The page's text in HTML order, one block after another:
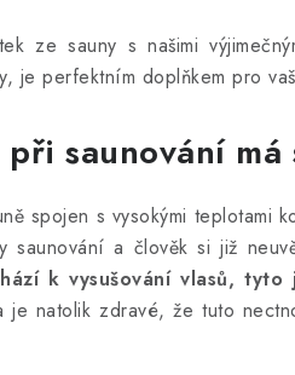
ze sauny s našimi
je perfektním doplňkem pro
při saunování
spojen s vysokými teplotami
saunování a člověk si již
k vysušování vlasů,
je natolik zdravé, že tuto